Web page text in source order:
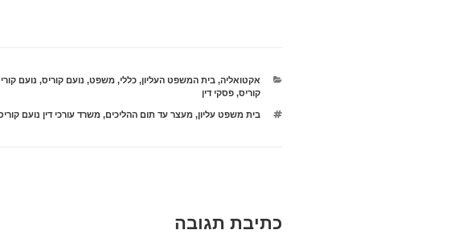
קטגוריות
אקטואליה,בית המשפט העליון,כללי, משפט, נועם קוריס, נועם
קוריס,פסקי דין
תגיות
בית משפט עליון, מעצר עד תום ההליכים, משרד עורכי דין נועם
כתיבת תגובה